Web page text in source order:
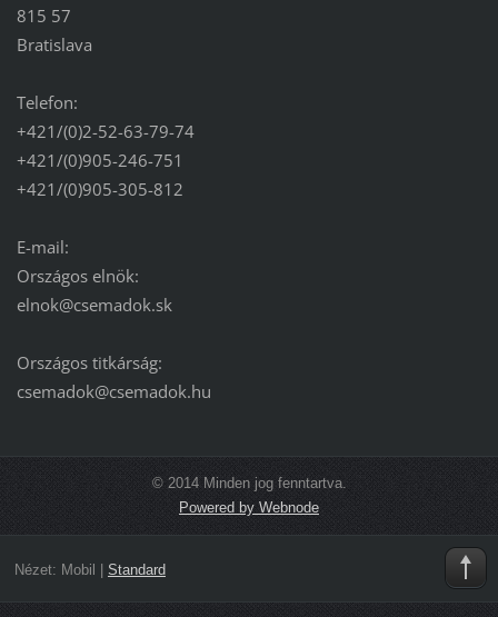
815 57
Bratislava
Telefon:
+421/(0)2-52-63-79-74
+421/(0)905-246-751
+421/(0)905-305-812
E-mail:
Országos elnök:
elnok@csemadok.sk
Országos titkárság:
csemadok@csemadok.hu
© 2014 Minden jog fenntartva.
Powered by Webnode
Nézet: Mobil | Standard